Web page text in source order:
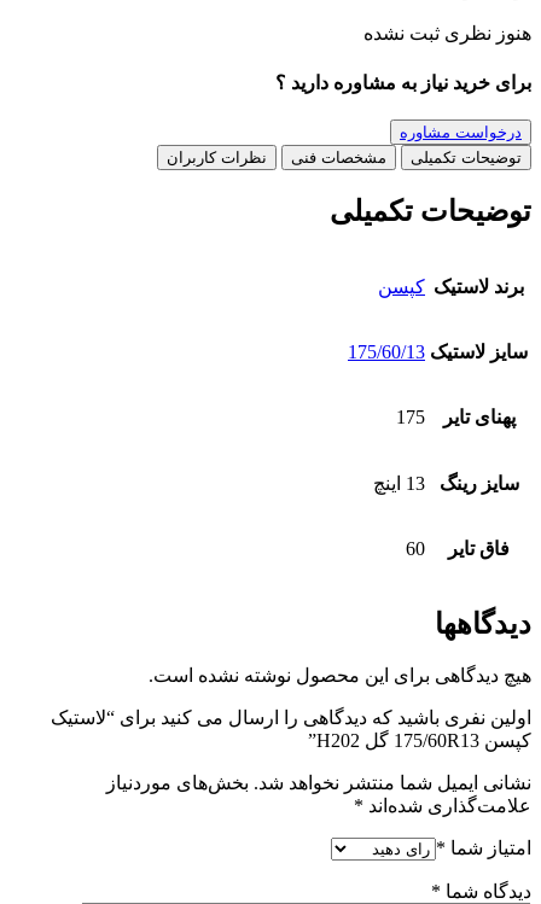
هنوز نظری ثبت نشده
برای خرید نیاز به مشاوره دارید ؟
درخواست مشاوره
توضیحات تکمیلی
مشخصات فنی نظرات کاربران
توضیحات تکمیلی
برند لاستیک کپسن
سایز لاستیک 175/60/13
پهنای تایر 175
سایز رینگ 13 اینچ
فاق تایر 60
دیدگاهها
هیچ دیدگاهی برای این محصول نوشته نشده است.
اولین نفری باشید که دیدگاهی را ارسال می کنید برای “لاستیک
کپسن 175/60R13 گل H202”
نشانی ایمیل شما منتشر نخواهد شد. بخش‌های موردنیاز
علامت‌گذاری شده‌اند *
امتیاز شما *
دیدگاه شما *